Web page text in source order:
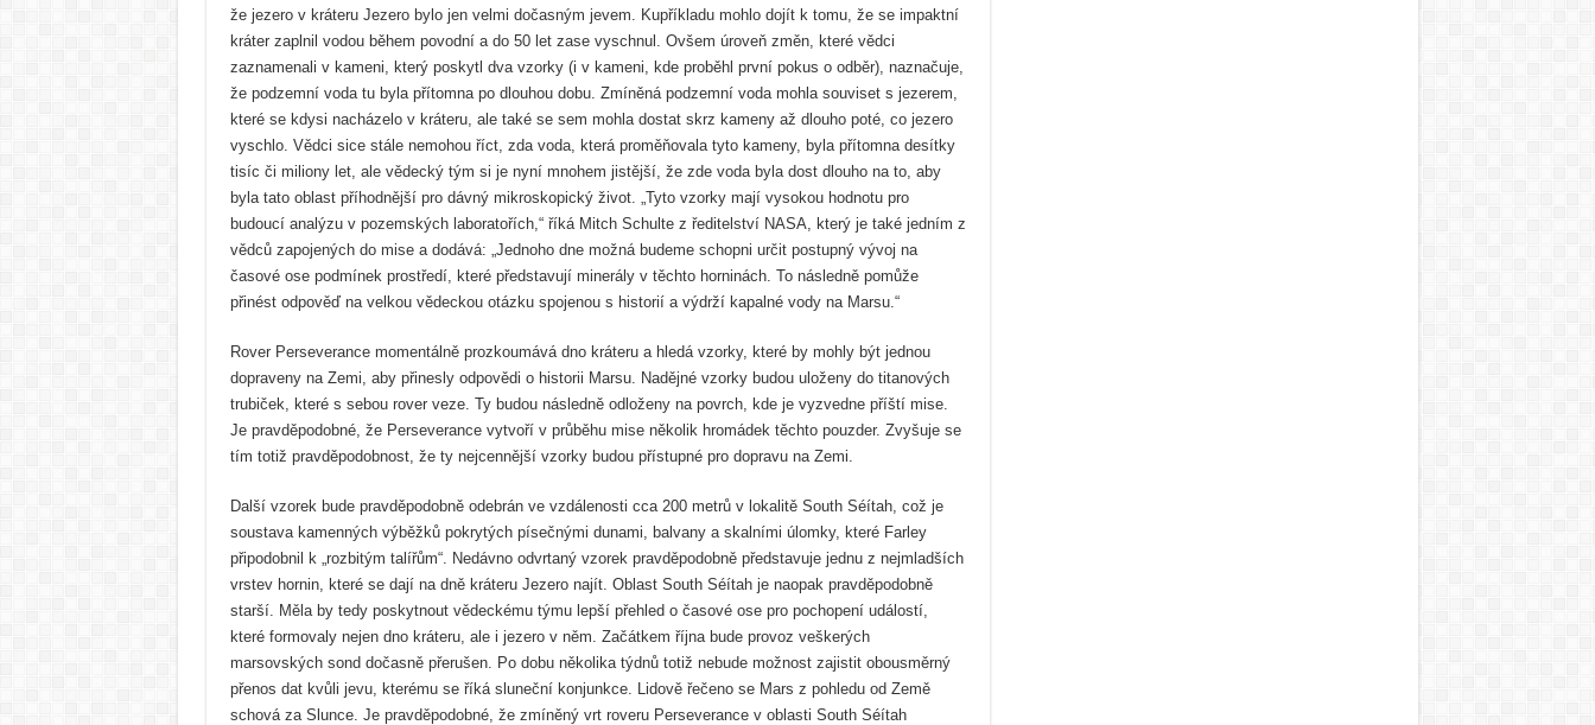
že jezero v kráteru Jezero bylo jen velmi dočasným jevem. Kupříkladu mohlo dojít k tomu, že se impaktní
kráter zaplnil vodou během povodní a do 50 let zase vyschnul. Ovšem úroveň změn, které vědci
zaznamenali v kameni, který poskytl dva vzorky (i v kameni, kde proběhl první pokus o odběr), naznačuje,
že podzemní voda tu byla přítomna po dlouhou dobu. Zmíněná podzemní voda mohla souviset s jezerem,
které se kdysi nacházelo v kráteru, ale také se sem mohla dostat skrz kameny až dlouho poté, co jezero
vyschlo. Vědci sice stále nemohou říct, zda voda, která proměňovala tyto kameny, byla přítomna desítky
tisíc či miliony let, ale vědecký tým si je nyní mnohem jistější, že zde voda byla dost dlouho na to, aby
byla tato oblast příhodnější pro dávný mikroskopický život. „Tyto vzorky mají vysokou hodnotu pro
budoucí analýzu v pozemských laboratořích,“ říká Mitch Schulte z ředitelství NASA, který je také jedním z
vědců zapojených do mise a dodává: „Jednoho dne možná budeme schopni určit postupný vývoj na
časové ose podmínek prostředí, které představují minerály v těchto horninách. To následně pomůže
přinést odpověď na velkou vědeckou otázku spojenou s historií a výdrží kapalné vody na Marsu.“
Rover Perseverance momentálně prozkoumává dno kráteru a hledá vzorky, které by mohly být jednou
dopraveny na Zemi, aby přinesly odpovědi o historii Marsu. Nadějné vzorky budou uloženy do titanových
trubiček, které s sebou rover veze. Ty budou následně odloženy na povrch, kde je vyzvedne příští mise.
Je pravděpodobné, že Perseverance vytvoří v průběhu mise několik hromádek těchto pouzder. Zvyšuje se
tím totiž pravděpodobnost, že ty nejcennější vzorky budou přístupné pro dopravu na Zemi.
Další vzorek bude pravděpodobně odebrán ve vzdálenosti cca 200 metrů v lokalitě South Séítah, což je
soustava kamenných výběžků pokrytých písečnými dunami, balvany a skalními úlomky, které Farley
připodobnil k „rozbitým talířům“. Nedávno odvrtaný vzorek pravděpodobně představuje jednu z nejmladších
vrstev hornin, které se dají na dně kráteru Jezero najít. Oblast South Séítah je naopak pravděpodobně
starší. Měla by tedy poskytnout vědeckému týmu lepší přehled o časové ose pro pochopení událostí,
které formovaly nejen dno kráteru, ale i jezero v něm. Začátkem října bude provoz veškerých
marsovských sond dočasně přerušen. Po dobu několika týdnů totiž nebude možnost zajistit obousměrný
přenos dat kvůli jevu, kterému se říká sluneční konjunkce. Lidově řečeno se Mars z pohledu od Země
schová za Slunce. Je pravděpodobné, že zmíněný vrt roveru Perseverance v oblasti South Séítah